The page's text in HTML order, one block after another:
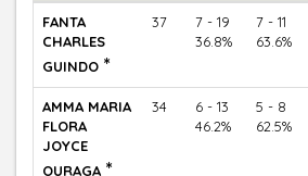
FANTA
CHARLES
GUINDO *
37
7 - 19
36.8%
7 - 11
63.6%
AMMA MARIA
FLORA
JOYCE
OURAGA *
34
6 - 13
46.2%
5 - 8
62.5%